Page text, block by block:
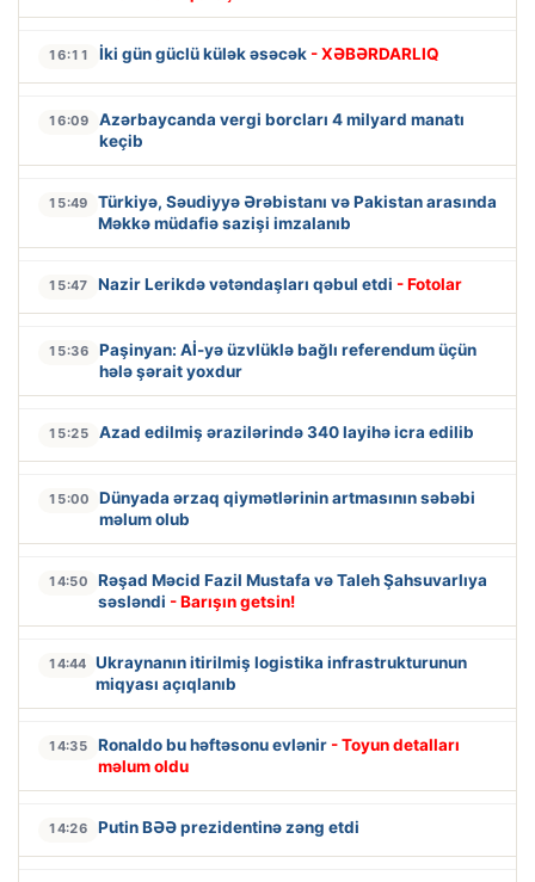
16:11 İki gün güclü külək əsəcək - XƏBƏRDARLIQ
16:09
Azərbaycanda vergi borcları 4 milyard manatı
keçib
15:49
Türkiyə, Səudiyyə Ərəbistanı və Pakistan arasında
Məkkə müdafiə sazişi imzalanıb
15:47 Nazir Lerikdə vətəndaşları qəbul etdi - Fotolar
15:36
Paşinyan: Aİ-yə üzvlüklə bağlı referendum üçün
hələ şərait yoxdur
15:25 Azad edilmiş ərazilərində 340 layihə icra edilib
15:00
Dünyada ərzaq qiymətlərinin artmasının səbəbi
məlum olub
14:50
Rəşad Məcid Fazil Mustafa və Taleh Şahsuvarlıya
səsləndi - Barışın getsin!
14:44 Ukraynanın itirilmiş logistika infrastrukturunun
miqyası açıqlanıb
14:35 Ronaldo bu həftəsonu evlənir - Toyun detalları
məlum oldu
14:26 Putin BƏƏ prezidentinə zəng etdi